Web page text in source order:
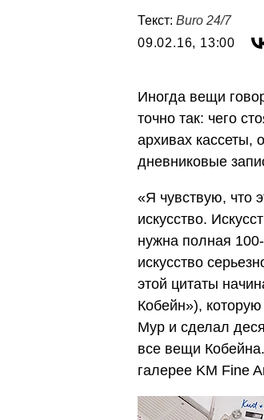
Текст: Buro 24/7
09.02.16, 13:00
Иногда вещи
точно так: чего
архивах кассеты,
дневниковые
«Я чувствую, что
искусство.
нужна полная
искусство
этой цитаты
Кобейн»),
Мур и сделал
все вещи
галерее KM Fine